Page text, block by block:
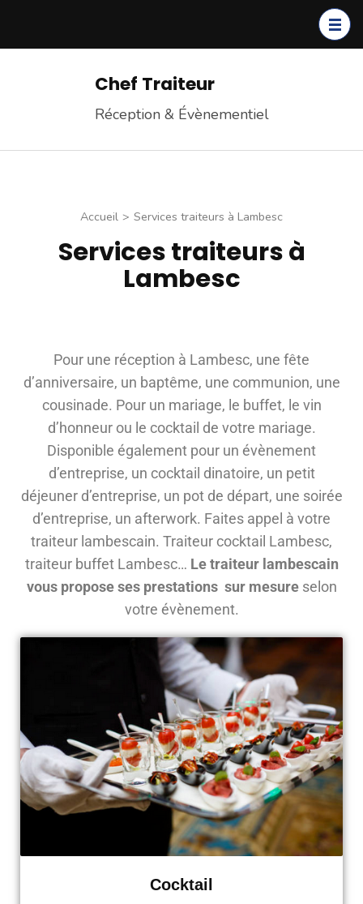
Chef Traiteur
Réception & Évènementiel
Accueil > Services traiteurs à Lambesc
Services traiteurs à
Lambesc
Pour une réception à Lambesc, une fête
d’anniversaire, un baptême, une communion, une
cousinade. Pour un mariage, le buffet, le vin
d’honneur ou le cocktail de votre mariage.
Disponible également pour un évènement
d’entreprise, un cocktail dinatoire, un petit
déjeuner d’entreprise, un pot de départ, une soirée
d’entreprise, un afterwork. Faites appel à votre
traiteur lambescain. Traiteur cocktail Lambesc,
traiteur buffet Lambesc… Le traiteur lambescain
vous propose ses prestations sur mesureselon
votre évènement.
Cocktail